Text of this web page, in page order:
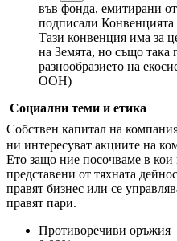
във фонда, емитирани
подписали Конвенцията
Тази конвенция има за
на Земята, но също така
разнообразието на
ООН)
Социални теми и етика
Собствен капитал на
ни интересуват акциите на
Ето защо ние посочваме в
представени от тяхната
правят бизнес или се
правят пари.
Противоречиви оръжия